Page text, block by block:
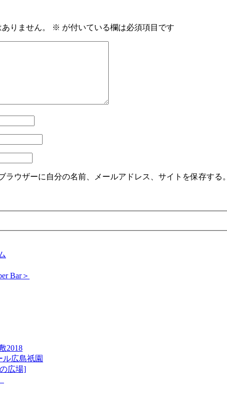
りません。 ※ が付いている欄は必須項目です
ラウザーに自分の名前、メールアドレス、サイトを保存する。
Bar＞
2018
ル広島祇園
広場]